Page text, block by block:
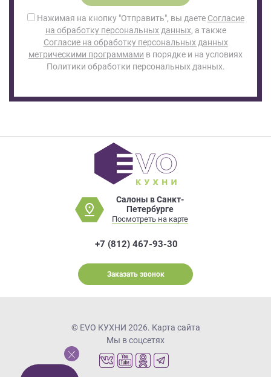
Нажимая на кнопку "Отправить", вы даете Согласие
на обработку персональных данных, а также
Согласие на обработку персональных данных
метрическими программами в порядке и на условиях
Политики обработки персональных данных.
Салоны в Санкт-
Петербурге
Посмотреть на карте
+7 (812) 467-93-30
Заказать звонок
© EVO КУХНИ 2026. Карта сайта
Мы в соцсетях